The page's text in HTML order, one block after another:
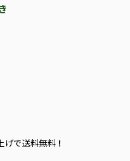
で送料無料！